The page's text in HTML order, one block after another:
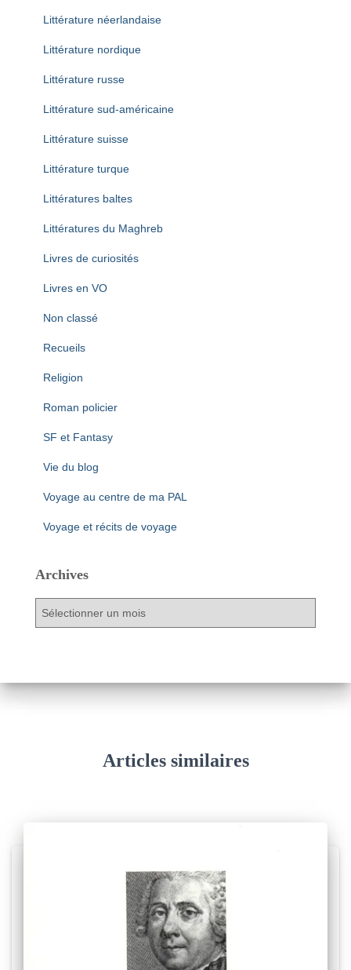
Littérature néerlandaise
Littérature nordique
Littérature russe
Littérature sud-américaine
Littérature suisse
Littérature turque
Littératures baltes
Littératures du Maghreb
Livres de curiosités
Livres en VO
Non classé
Recueils
Religion
Roman policier
SF et Fantasy
Vie du blog
Voyage au centre de ma PAL
Voyage et récits de voyage
Archives
v
Articles similaires